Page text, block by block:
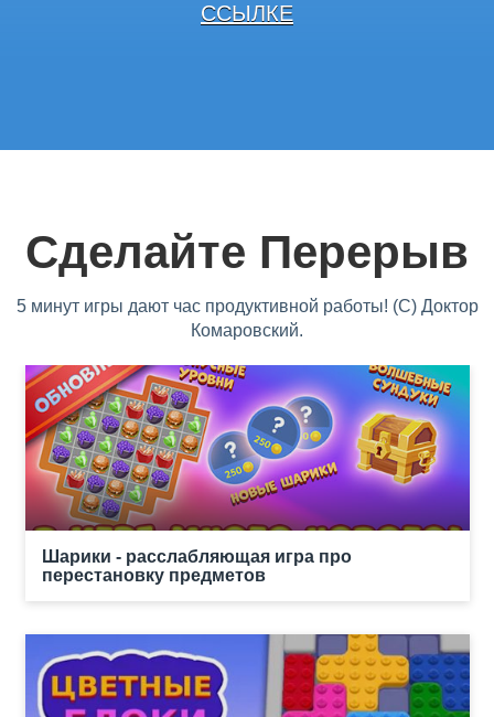
ССЫЛКЕ
Сделайте Перерыв
5 минут игры дают час продуктивной работы! (С) Доктор
Комаровский.
Шарики - расслабляющая игра про
перестановку предметов